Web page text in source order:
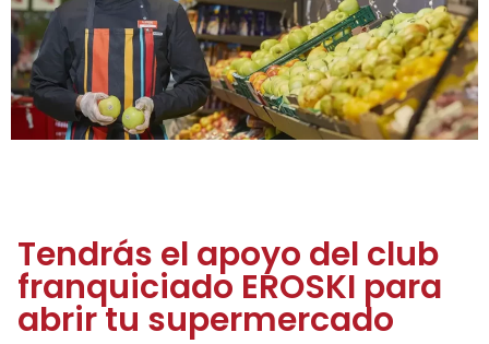
Tendrás el apoyo del club
franquiciado EROSKI para
abrir tu supermercado